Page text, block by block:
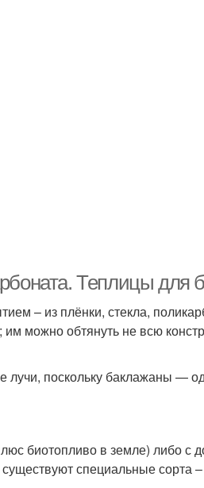
Теплицы для
– из плёнки, стекла,
им можно обтянуть не всю
лучи, поскольку баклажаны —
биотопливо в земле) либо с
специальные сорта